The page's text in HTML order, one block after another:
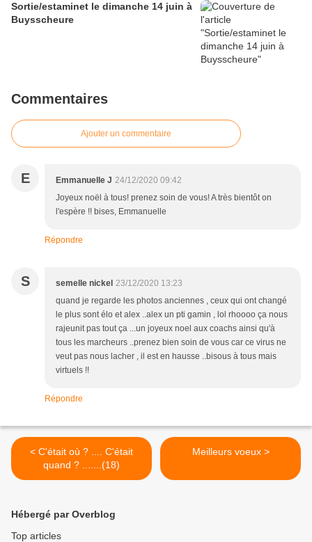
Sortie/estaminet le dimanche 14 juin à
Buysscheure
Commentaires
Ajouter un commentaire
E Emmanuelle J 24/12/2020 09:42
Joyeux noël à tous! prenez soin de vous! A très bientôt on
l'espère !! bises, Emmanuelle
Répondre
S semelle nickel 23/12/2020 13:23
quand je regarde les photos anciennes , ceux qui ont changé
le plus sont élo et alex ..alex un pti gamin , lol rhoooo ça nous
rajeunit pas tout ça ...un joyeux noel aux coachs ainsi qu'à
tous les marcheurs ..prenez bien soin de vous car ce virus ne
veut pas nous lacher , il est en hausse ..bisous à tous mais
virtuels !!
Répondre
< C'était où ? .... C'était
quand ? .......(18)
Meilleurs voeux >
Hébergé par Overblog
Top articles